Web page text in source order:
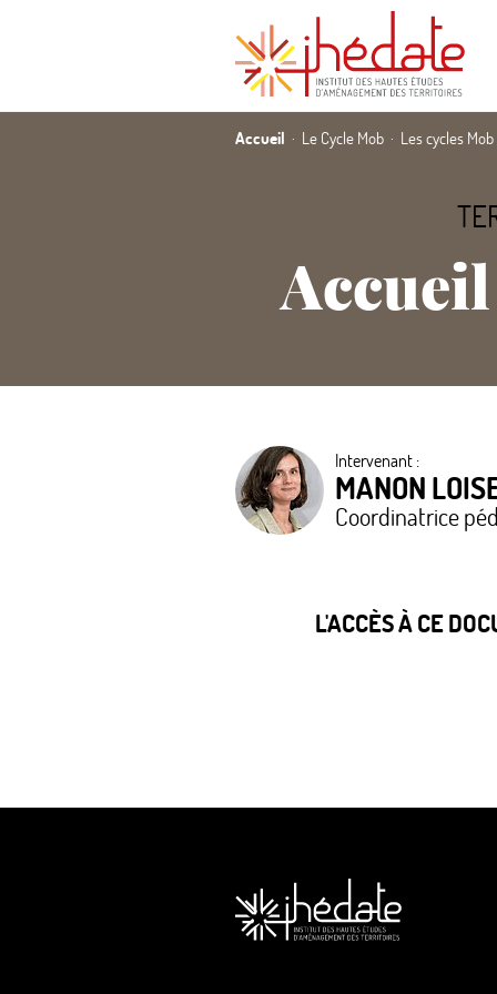
Accueil Le Cycle Mob Les cycles
Intervenant :
MANON
Coordinatrice
L'ACCÈS À CE